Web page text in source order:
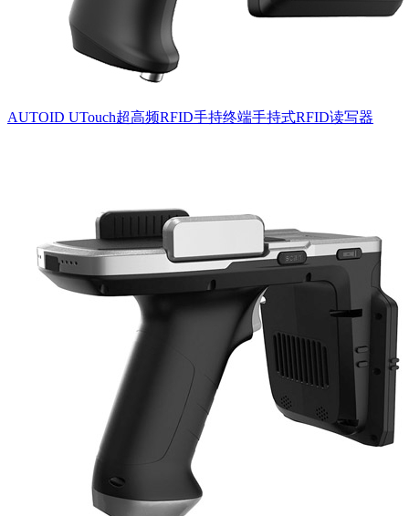
AUTOID UTouch超高频RFID手持终端手持式RFID读写器